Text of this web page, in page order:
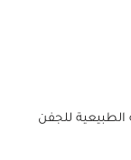
للجفن